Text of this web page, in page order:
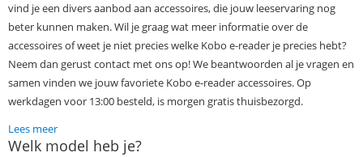
vind je een divers aanbod aan accessoires, die jouw leeservaring nog
beter kunnen maken. Wil je graag wat meer informatie over de
accessoires of weet je niet precies welke Kobo e-reader je precies hebt?
Neem dan gerust contact met ons op! We beantwoorden al je vragen en
samen vinden we jouw favoriete Kobo e-reader accessoires. Op
werkdagen voor 13:00 besteld, is morgen gratis thuisbezorgd.
Lees meer
Welk model heb je?